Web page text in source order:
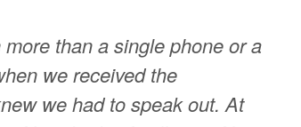
than a single phone or a
we received the
we had to speak out. At